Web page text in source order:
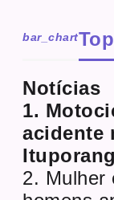
bar_chart
Notícias
1.
acidente
2. Mulher